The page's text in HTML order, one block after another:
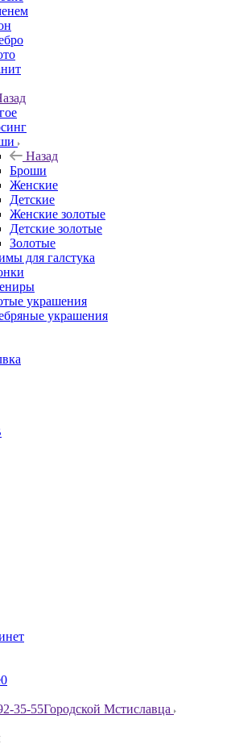
Назад
Броши
Женские
Детские
Женские золотые
Детские золотые
Золотые
для галстука
украшения
украшения
0
35-55Городской Мстиславца